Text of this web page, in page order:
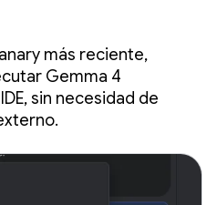
más reciente,
Gemma 4
sin necesidad de